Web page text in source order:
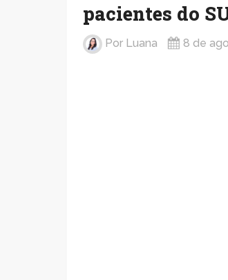
pacientes do
Por Luana 8 de